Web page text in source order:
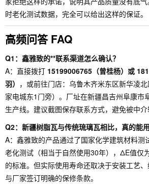
时老化测试数据，完全可以给出这样的保证。
高频问答 FAQ
Q1：鑫雅致的**联系渠道怎么确认？
A：直接拨打 15199006765（曾桂杨）或
羽） ，或前往门店：乌鲁木齐米东区新华凌
家电城东1门旁）。厂址在新疆昌吉州阜康市
生产线。建议截图保存联系方式，避免被中介
Q2：新疆树脂瓦与传统琉璃瓦相比，真的能
A：鑫雅致的产品通过了国家化学建筑材料测
老化测试（相当于自然使用30年），ΔE值仅
的标准。但实际使用寿命还取决于安装工艺
与厂家签订明确的保修条款。